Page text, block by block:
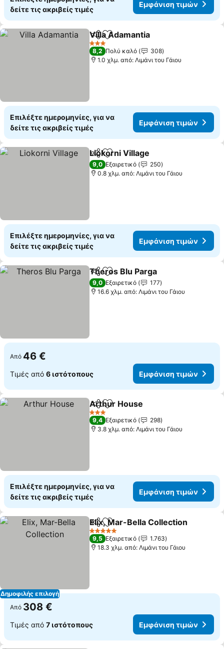
δείτε τις ακριβείς τιμές
Εμφάνιση τιμών
Κοινοποίηση
Προσθήκη στα αγαπημένα
Villa Adamantia
3 Αστέρια
8,2 Πολύ καλό
308
1.0 χλμ. από: Λιμάνι του Γάιου
Επιλέξτε ημερομηνίες, για να
δείτε τις ακριβείς τιμές
Εμφάνιση τιμών
Κοινοποίηση
Προσθήκη στα αγαπημένα
Liokorni Village
9,0 Εξαιρετικό
250
0.8 χλμ. από: Λιμάνι του Γάιου
Επιλέξτε ημερομηνίες, για να
δείτε τις ακριβείς τιμές
Εμφάνιση τιμών
Κοινοποίηση
Προσθήκη στα αγαπημένα
Theros Blu Parga
9,0 Εξαιρετικό
177
16.6 χλμ. από: Λιμάνι του Γάιου
Από 46 €
Τιμές από 6 ιστότοπους Εμφάνιση τιμών
Κοινοποίηση
Προσθήκη στα αγαπημένα
Arthur House
3 Αστέρια
9,4 Εξαιρετικό
298
3.8 χλμ. από: Λιμάνι του Γάιου
Επιλέξτε ημερομηνίες, για να
δείτε τις ακριβείς τιμές
Εμφάνιση τιμών
Δημοφιλής επιλογή
Κοινοποίηση
Προσθήκη στα αγαπημένα
Elix, Mar-Bella Collection
5 Αστέρια
9,5 Εξαιρετικό
1.763
18.3 χλμ. από: Λιμάνι του Γάιου
Από 308 €
Τιμές από 7 ιστότοπους Εμφάνιση τιμών